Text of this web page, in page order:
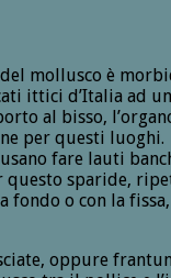
mollusco è
ittici d’Italia ad
al bisso,
per questi luoghi.
fare lauti
questo sparide,
o con la
oppure